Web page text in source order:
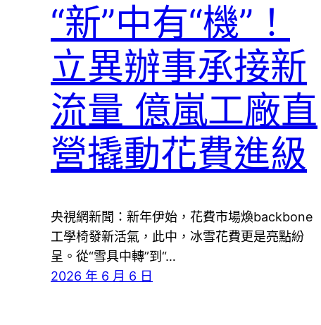
“新”中有“機”！
立異辦事承接新
流量 億嵐工廠直
營撬動花費進級
央視網新聞：新年伊始，花費市場煥backbone
工學椅發新活氣，此中，冰雪花費更是亮點紛
呈。從“雪具中轉”到“…
2026 年 6 月 6 日